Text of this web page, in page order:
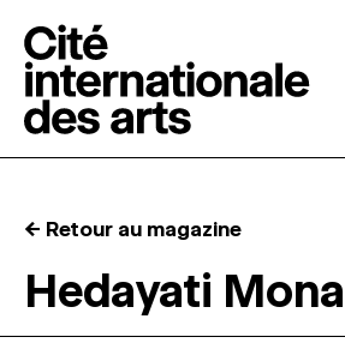
RÉSIDENCES ↓
← Retour au magazine
Hedayati Mona